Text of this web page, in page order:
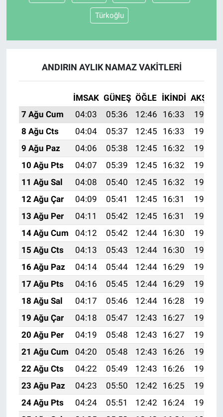
Türkoğlu
ANDIRIN AYLIK NAMAZ VAKITLERI
İMSAK GÜNEŞ ÖĞLE İKINDI AKŞAM
7 Ağu Cum
04:03 05:36 12:46 16:33
19:45
8 Ağu Cts
04:04 05:37 12:45 16:33
19:44
9 Ağu Paz
04:06 05:38 12:45 16:32
19:42
10 Ağu Pts
04:07 05:39 12:45 16:32
19:41
11 Ağu Sal
04:08 05:40 12:45 16:32
19:40
12 Ağu Çar
04:09 05:41 12:45 16:31
19:39
13 Ağu Per
04:11 05:42 12:45 16:31
19:38
14 Ağu Cum
04:12 05:42 12:44 16:30
19:37
15 Ağu Cts
04:13 05:43 12:44 16:30
19:35
16 Ağu Paz
04:14 05:44 12:44 16:29
19:34
17 Ağu Pts
04:16 05:45 12:44 16:29
19:33
18 Ağu Sal
04:17 05:46 12:44 16:28
19:31
19 Ağu Çar
04:18 05:47 12:43 16:27
19:30
20 Ağu Per
04:19 05:48 12:43 16:27
19:29
21 Ağu Cum
04:20 05:48 12:43 16:26
19:28
22 Ağu Cts
04:22 05:49 12:43 16:26
19:26
23 Ağu Paz
04:23 05:50 12:42 16:25
19:25
24 Ağu Pts
04:24 05:51 12:42 16:24
19:23